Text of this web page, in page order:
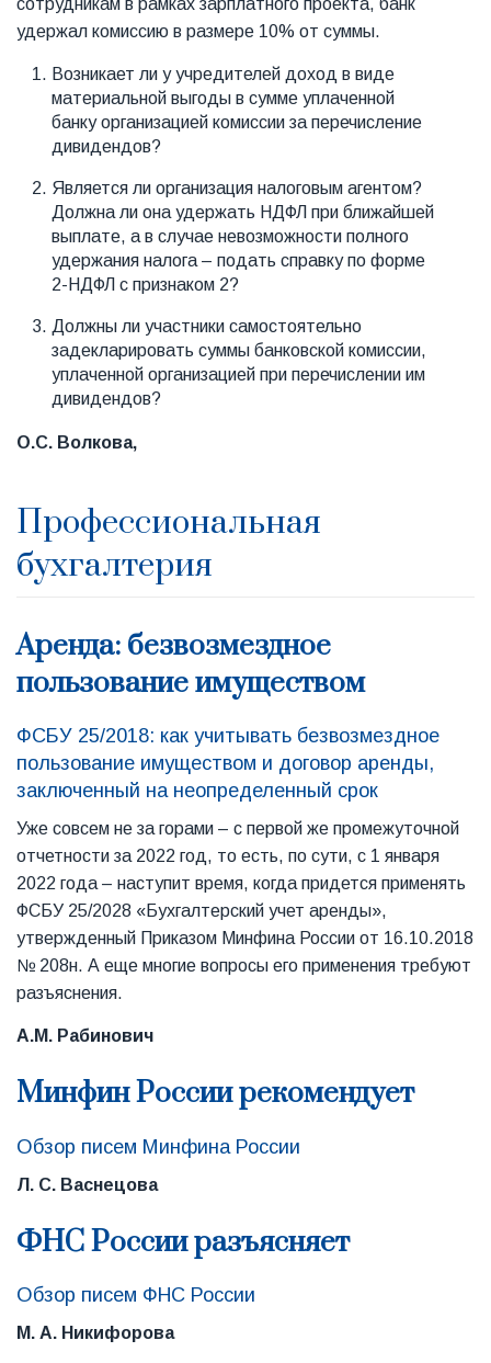
удержал комиссию в размере 10% от суммы.
Возникает ли у учредителей доход в виде
материальной выгоды в сумме уплаченной
банку организацией комиссии за перечисление
дивидендов?
Является ли организация налоговым агентом?
Должна ли она удержать НДФЛ при ближайшей
выплате, а в случае невозможности полного
удержания налога – подать справку по форме
2-НДФЛ с признаком 2?
Должны ли участники самостоятельно
задекларировать суммы банковской комиссии,
уплаченной организацией при перечислении им
дивидендов?
О.С. Волкова,
Профессиональная
бухгалтерия
Аренда: безвозмездное
пользование имуществом
ФСБУ 25/2018: как учитывать безвозмездное
пользование имуществом и договор аренды,
заключенный на неопределенный срок
Уже совсем не за горами – с первой же промежуточной
отчетности за 2022 год, то есть, по сути, с 1 января
2022 года – наступит время, когда придется применять
ФСБУ 25/2028 «Бухгалтерский учет аренды»,
утвержденный Приказом Минфина России от 16.10.2018
№ 208н. А еще многие вопросы его применения требуют
разъяснения.
А.М. Рабинович
Минфин России рекомендует
Обзор писем Минфина России
Л. С. Васнецова
ФНС России разъясняет
Обзор писем ФНС России
М. А. Никифорова